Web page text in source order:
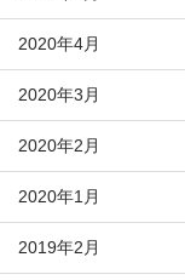
2020年4月
2020年3月
2020年2月
2020年1月
2019年2月